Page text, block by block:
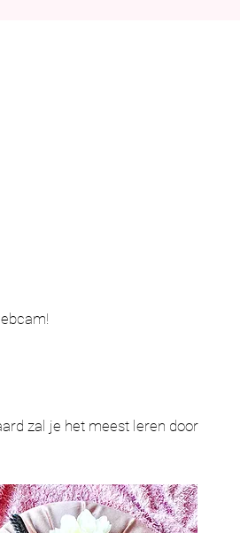
zal je het meest leren door